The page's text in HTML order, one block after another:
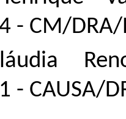
- CM/
- CAUSA/